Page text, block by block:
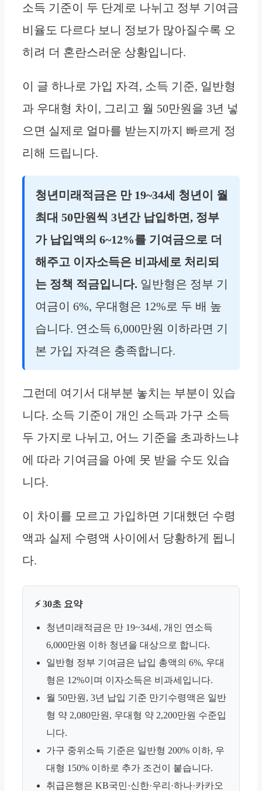
소득 기준이 두 단계로 나뉘고 정부 기여금
비율도 다르다 보니 정보가 많아질수록 오
히려 더 혼란스러운 상황입니다.
이 글 하나로 가입 자격, 소득 기준, 일반형
과 우대형 차이, 그리고 월 50만원을 3년 넣
으면 실제로 얼마를 받는지까지 빠르게 정
리해 드립니다.
청년미래적금은 만 19~34세 청년이 월
최대 50만원씩 3년간 납입하면, 정부
가 납입액의 6~12%를 기여금으로 더
해주고 이자소득은 비과세로 처리되
는 정책 적금입니다. 일반형은 정부 기
여금이 6%, 우대형은 12%로 두 배 높
습니다. 연소득 6,000만원 이하라면 기
본 가입 자격은 충족합니다.
그런데 여기서 대부분 놓치는 부분이 있습
니다. 소득 기준이 개인 소득과 가구 소득
두 가지로 나뉘고, 어느 기준을 초과하느냐
에 따라 기여금을 아예 못 받을 수도 있습
니다.
이 차이를 모르고 가입하면 기대했던 수령
액과 실제 수령액 사이에서 당황하게 됩니
다.
⚡ 30초 요약
청년미래적금은 만 19~34세, 개인 연소득
6,000만원 이하 청년을 대상으로 합니다.
일반형 정부 기여금은 납입 총액의 6%, 우대
형은 12%이며 이자소득은 비과세입니다.
월 50만원, 3년 납입 기준 만기수령액은 일반
형 약 2,080만원, 우대형 약 2,200만원 수준입
니다.
가구 중위소득 기준은 일반형 200% 이하, 우
대형 150% 이하로 추가 조건이 붙습니다.
취급은행은 KB국민·신한·우리·하나·카카오